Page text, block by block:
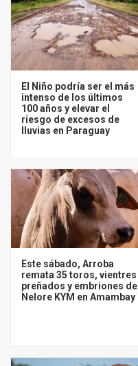
El Niño podría ser el más
intenso de los últimos
100 años y elevar el
riesgo de excesos de
lluvias en Paraguay
Este sábado, Arroba
remata 35 toros, vientres
preñados y embriones de
Nelore KYM en Amambay